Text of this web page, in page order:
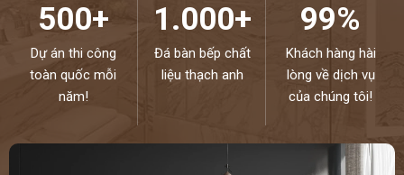
500+
Dự án thi công
toàn quốc mỗi
năm!
1.000+
Đá bàn bếp chất
liệu thạch anh
99%
Khách hàng hài
lòng về dịch vụ
của chúng tôi!